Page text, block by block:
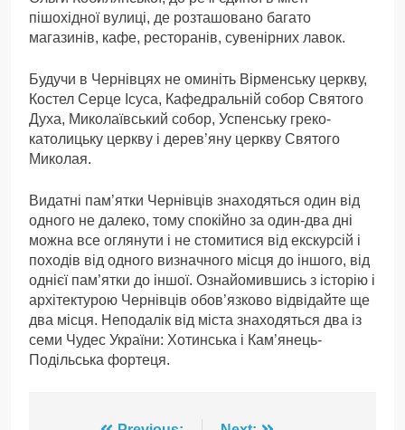
пішохідної вулиці, де розташовано багато
магазинів, кафе, ресторанів, сувенірних лавок.
Будучи в Чернівцях не оминіть Вірменську церкву,
Костел Серце Ісуса, Кафедральній собор Святого
Духа, Миколаївський собор, Успенську греко-
католицьку церкву і дерев’яну церкву Святого
Миколая.
Видатні пам’ятки Чернівців знаходяться один від
одного не далеко, тому спокійно за один-два дні
можна все оглянути і не стомитися від екскурсій і
походів від одного визначного місця до іншого, від
однієї пам’ятки до іншої. Ознайомившись з історію і
архітектурою Чернівців обов’язково відвідайте ще
два місця. Неподалік від міста знаходяться два із
семи Чудес України: Хотинська і Кам’янець-
Подільська фортеця.